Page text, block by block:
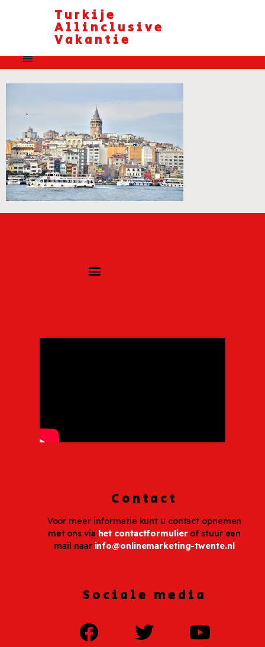
Turkije
Allinclusive
Vakantie
Contact
Voor meer informatie kunt u contact opnemen
met ons via het contactformulierof stuur een
mail naar info@onlinemarketing-twente.nl
Sociale media